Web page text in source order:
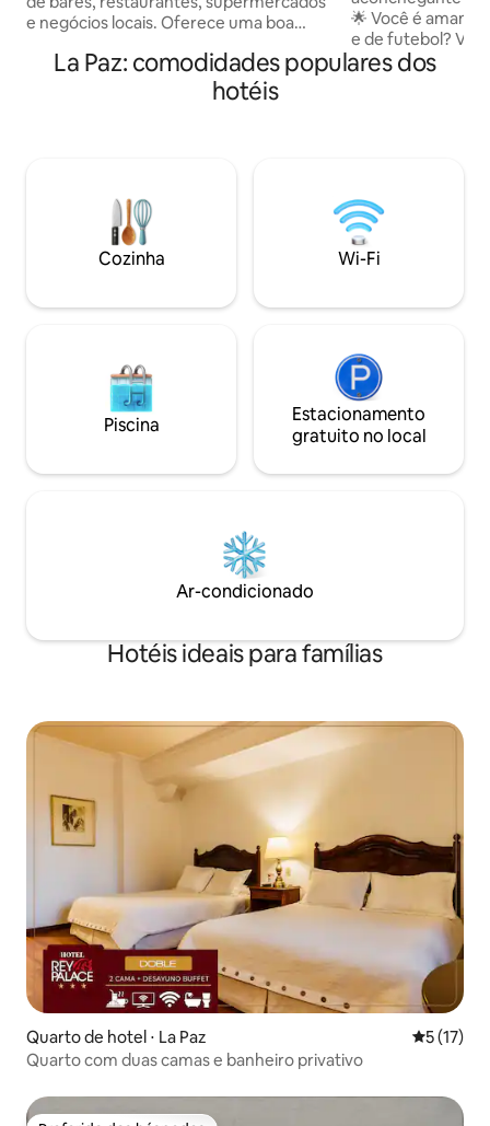
e negócios locais. Oferece uma boa
velocidade. Perfeito para viajantes de
negócios e lazer que buscam conforto e
uma localização privilegiada. Se você
para sua próxima estadia na cidade.
🌟 Você é
e de futebol?
perfeito! Com o
viajantes de
La Paz: comodidades populares dos
hotéis
Cozinha Wi-Fi
Piscina
Estacionamento
gratuito no local
Ar-condicionado
Hotéis ideais para famílias
Quarto de hotel ⋅ La Paz 5 de uma
5 (17)
Quarto com duas camas e banheiro privativo